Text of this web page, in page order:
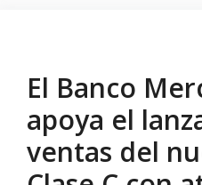
El Banco
apoya el
ventas del